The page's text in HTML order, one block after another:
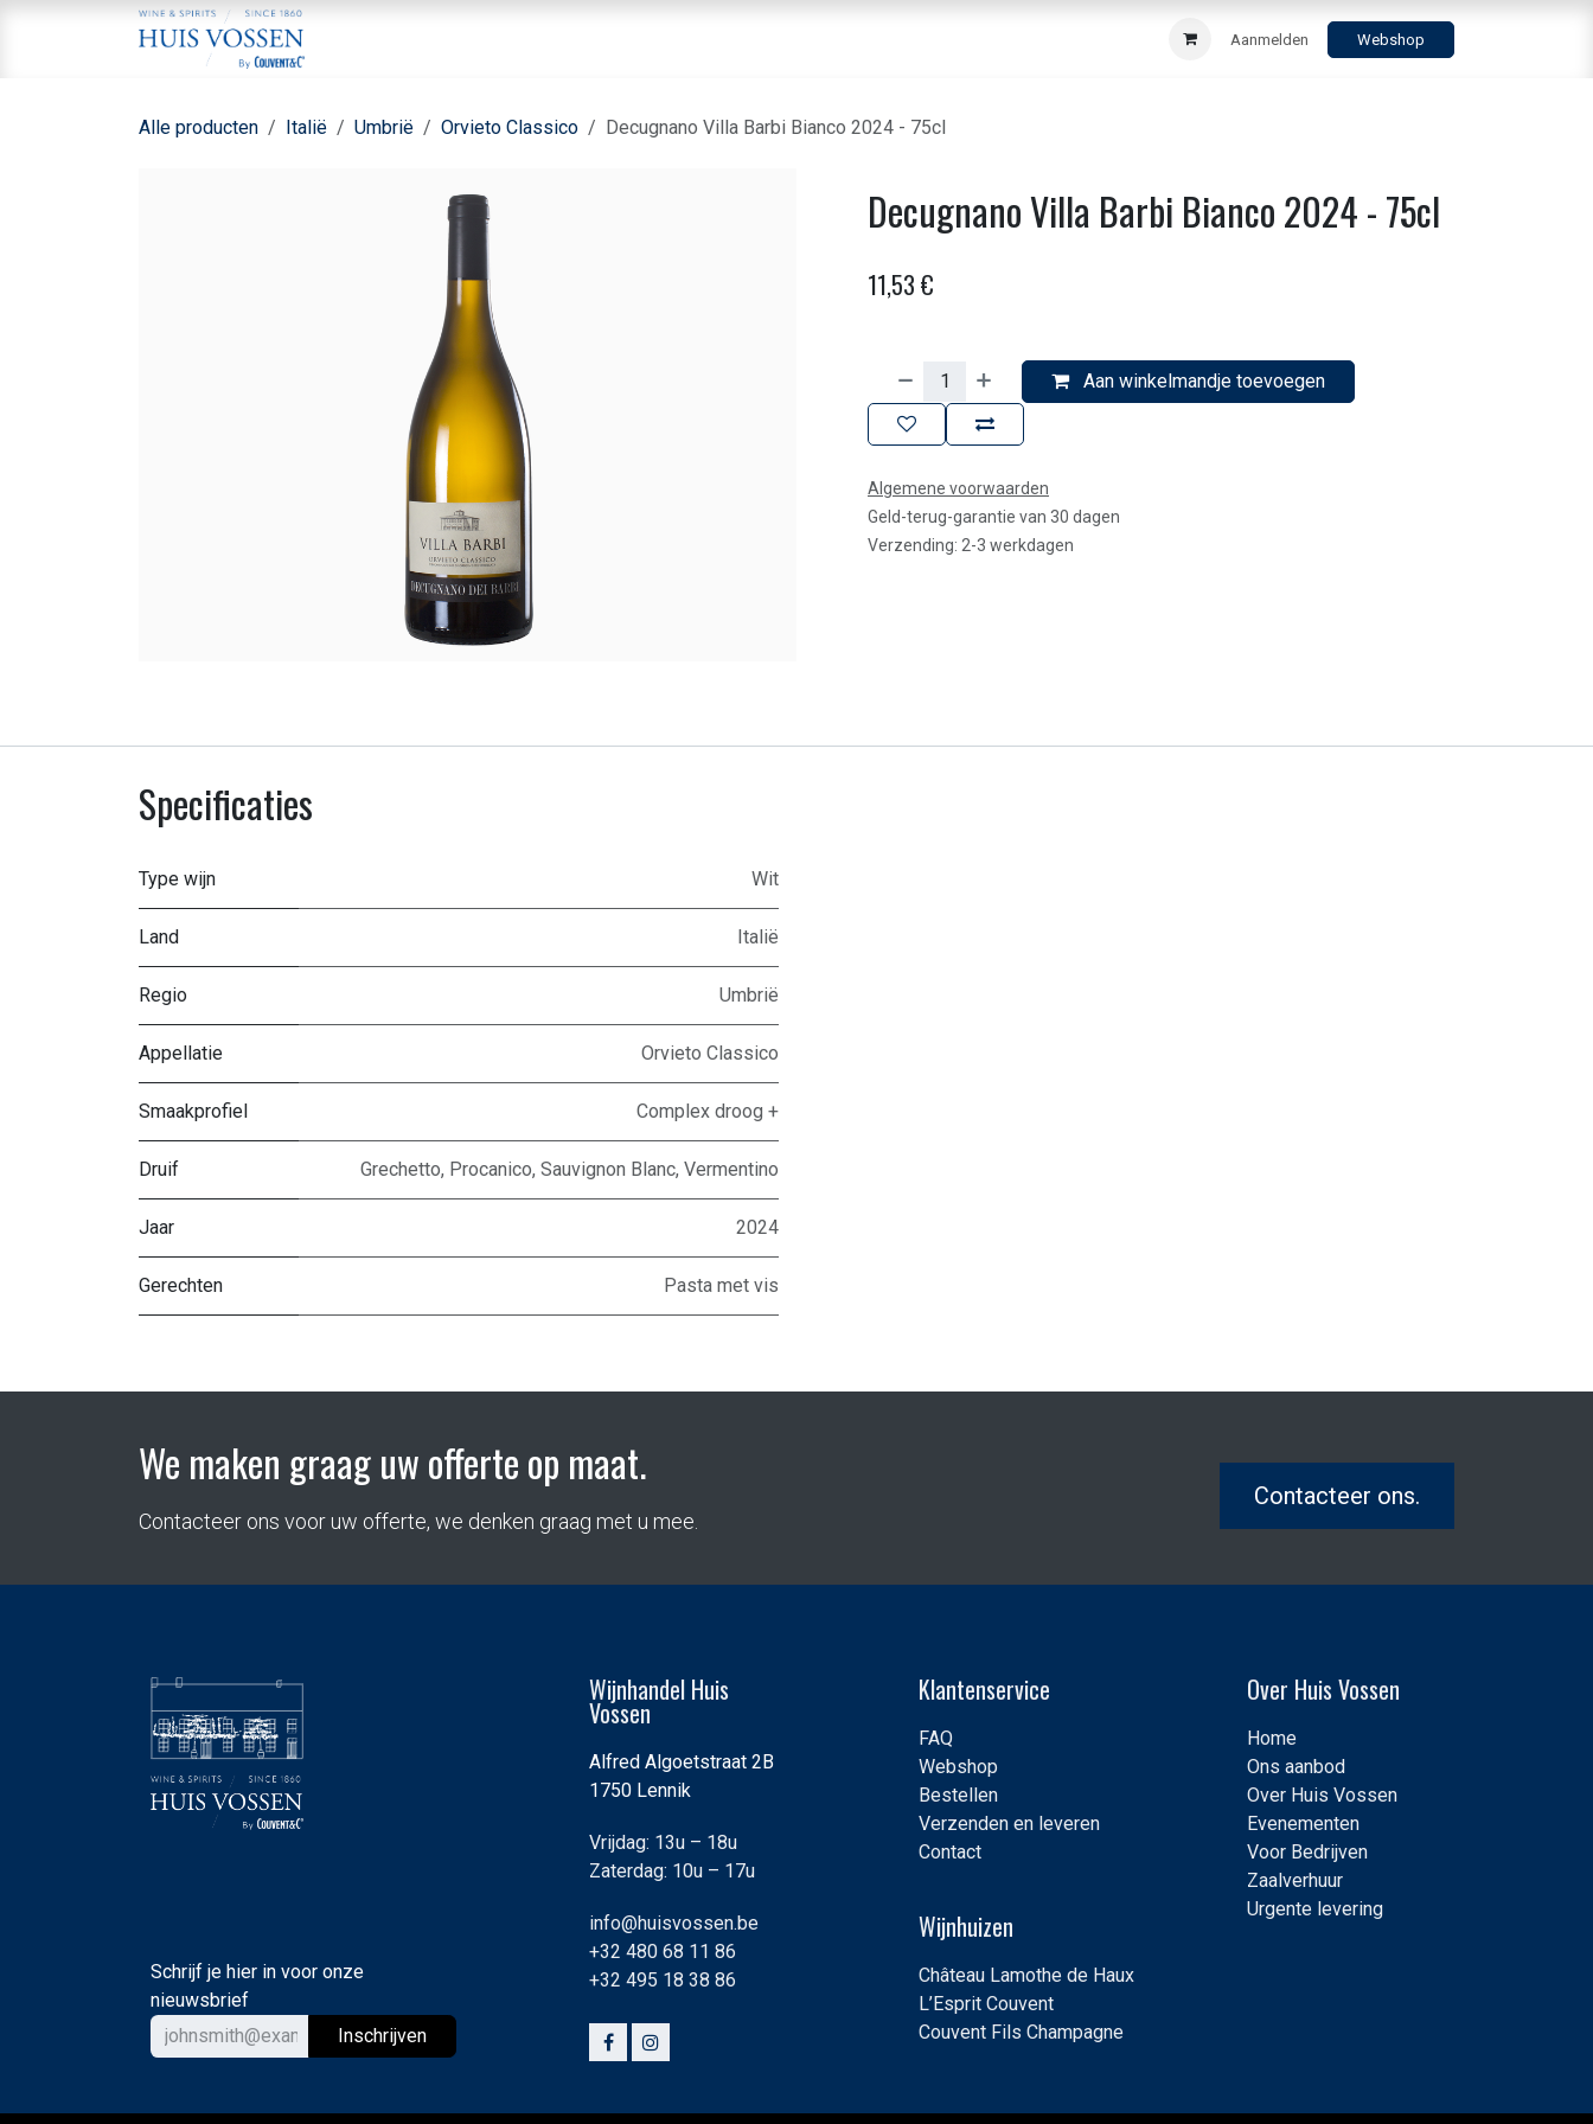
Overslaan naar inhoud
Aanmelden Webshop
Alle producten Italië Umbrië Orvieto Classico Decugnano Villa Barbi Bianco 2024 - 75cl
Decugnano Villa Barbi Bianco 2024 - 75cl
11,53 €
Aan winkelmandje toevoegen
Algemene voorwaarden
Geld-terug-garantie van 30 dagen
Verzending: 2-3 werkdagen
Specificaties
Type wijn Wit
Land Italië
Regio Umbrië
Appellatie Orvieto Classico
Smaakprofiel Complex droog +
Druif Grechetto, Procanico, Sauvignon Blanc, Vermentino
Jaar 2024
Gerechten Pasta met vis
We maken graag uw offerte op maat.
Contacteer ons voor uw offerte, we denken graag met u mee.
Contacteer ons.
Schrijf je hier in voor onze
nieuwsbrief
Inschrijven
Over Huis Vossen
Home
Ons aanbod
Over Huis Vossen
Evenementen
Voor Bedrijven
Zaalverhuur
Urgente levering
Wijnhandel Huis
Vossen
Alfred Algoetstraat 2B
1750 Lennik
Vrijdag: 13u – 18u
Zaterdag: 10u – 17u
info@huisvossen.be
+32 480 68 11 86
+32 495 18 38 86
Klantenservice
FAQ
Webshop
Bestellen
Verzenden en leveren
Contact
Wijnhuizen
Château Lamothe de Haux
L’Esprit Couvent
Couvent Fils Champagne